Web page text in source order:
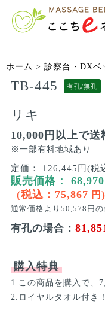
ホーム > 診察台・DXベ
TB-445 有孔/無孔
リキ
10,000円以上で送
※一部有料地域あり
定価：
126,445円(税
販売価格： 68,970
(税込： 75,867 円 )
通常価格より 50,578 円
有孔の場合：
購入特典
1.この商品を購入で、
2.ロイヤルタオル付き！